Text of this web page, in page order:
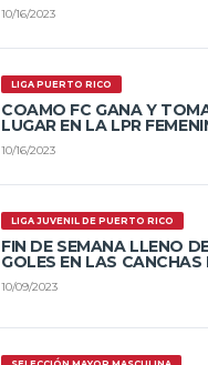
10/16/2023
LIGA PUERTO RICO
COAMO FC GANA Y
LUGAR EN LA LPR
10/16/2023
LIGA JUVENIL DE PUERTO RICO
FIN DE SEMANA LLENO
GOLES EN LAS CANCHAS
10/09/2023